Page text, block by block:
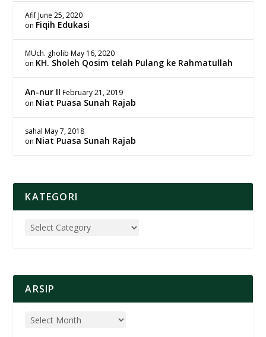
Afif June 25, 2020
on Fiqih Edukasi
MUch. gholib May 16, 2020
on KH. Sholeh Qosim telah Pulang ke Rahmatullah
An-nur II February 21, 2019
on Niat Puasa Sunah Rajab
sahal May 7, 2018
on Niat Puasa Sunah Rajab
KATEGORI
ARSIP